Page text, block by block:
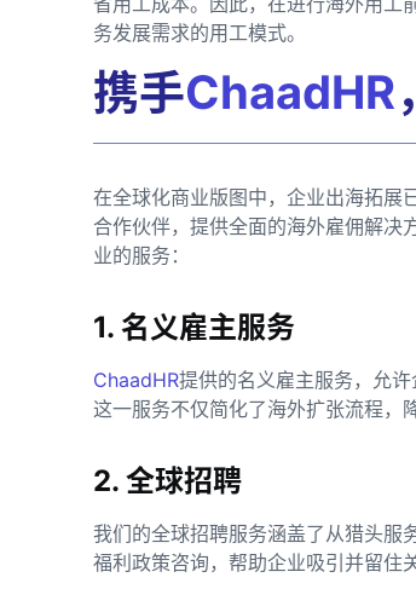
务发展需求的用工模式。
携手ChaadHR
在全球化商业版图中，企业出海拓展
合作伙伴，提供全面的海外雇佣解决
业的服务：
1. 名义雇主服务
ChaadHR提供的名义雇主服务，允
这一服务不仅简化了海外扩张流程，
2. 全球招聘
我们的全球招聘服务涵盖了从猎头服
福利政策咨询，帮助企业吸引并留住